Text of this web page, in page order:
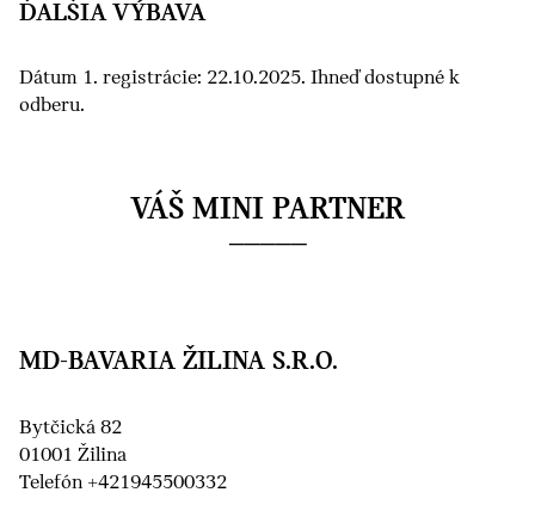
ĎALŠIA VÝBAVA
Dátum 1. registrácie: 22.10.2025. Ihneď dostupné k
odberu.
VÁŠ MINI PARTNER
MD-BAVARIA ŽILINA S.R.O.
Bytčická 82
01001 Žilina
Telefón +421945500332